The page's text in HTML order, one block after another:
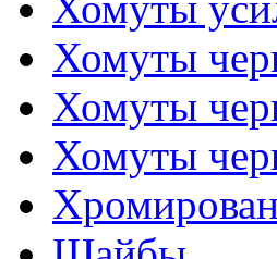
Хомуты
Хомуты
Хомуты